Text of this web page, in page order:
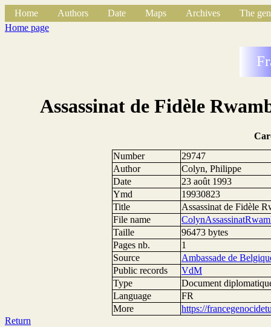
Home Authors Date Maps Archives
The
Home page
Assassinat de Fidèle
Number
29747
Author
Colyn, Philippe
Date
23 août 1993
Ymd
19930823
Title
Assassinat de Fidèle
File name
Taille
96473 bytes
Pages nb.
1
Source
Ambassade de
Public records
VdM
Type
Document
Language
FR
More
https://
Return